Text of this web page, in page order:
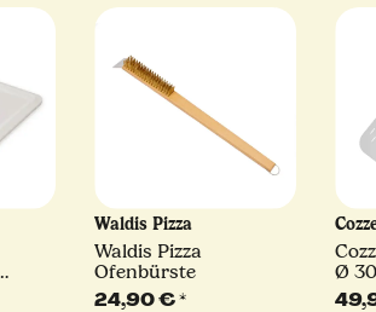
Waldis Pizza
Waldis Pizza
Ofenbürste
24,90 €*
Ø